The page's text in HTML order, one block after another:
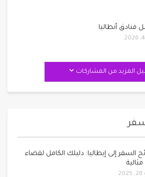
فنادق أنطاليا
المزيد من المشاركات
السفر إلى إيطاليا: دليلك الكامل لقضاء
مثالية